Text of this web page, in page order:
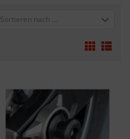
Sortieren nach ...